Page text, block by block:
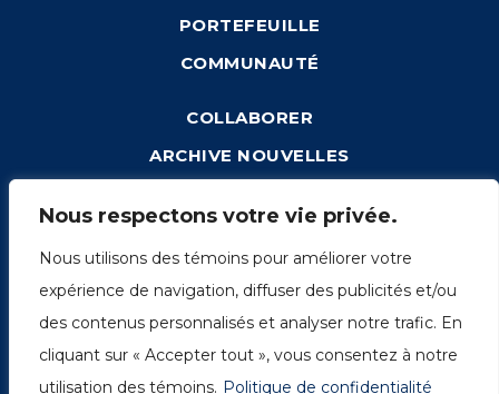
Nous respectons votre vie privée.
Nous utilisons des témoins pour améliorer votre
expérience de navigation, diffuser des publicités et/ou
des contenus personnalisés et analyser notre trafic. En
cliquant sur « Accepter tout », vous consentez à notre
utilisation des témoins. Politique de confidentialité
PORTEFEUILLE
COMMUNAUTÉ
COLLABORER
ARCHIVE NOUVELLES
Montréal (Québec) H3H 2A1
info@amorchem.com